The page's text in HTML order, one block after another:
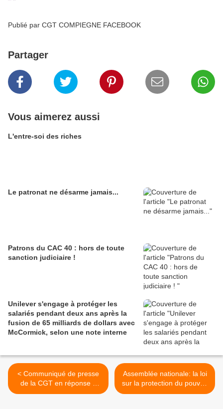
Publié par CGT COMPIEGNE FACEBOOK
Partager
Vous aimerez aussi
L'entre-soi des riches
Le patronat ne désarme jamais...
Patrons du CAC 40 : hors de toute
sanction judiciaire !
Unilever s'engage à protéger les
salariés pendant deux ans après la
fusion de 65 milliards de dollars avec
McCormick, selon une note interne
< Communiqué de presse
de la CGT en réponse à
l’appel du ministre de
Assemblée nationale: la loi
sur la protection du pouvoir
d'achat du capital est